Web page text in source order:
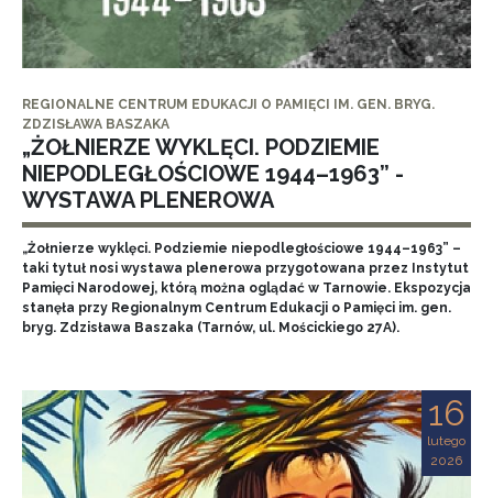
REGIONALNE CENTRUM EDUKACJI O PAMIĘCI IM. GEN. BRYG.
ZDZISŁAWA BASZAKA
„ŻOŁNIERZE WYKLĘCI. PODZIEMIE
NIEPODLEGŁOŚCIOWE 1944–1963” -
WYSTAWA PLENEROWA
„Żołnierze wyklęci. Podziemie niepodległościowe 1944–1963” –
taki tytuł nosi wystawa plenerowa przygotowana przez Instytut
Pamięci Narodowej, którą można oglądać w Tarnowie. Ekspozycja
stanęła przy Regionalnym Centrum Edukacji o Pamięci im. gen.
bryg. Zdzisława Baszaka (Tarnów, ul. Mościckiego 27A).
16
lutego
2026